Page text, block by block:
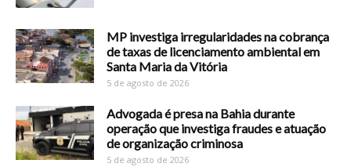
MP investiga irregularidades na cobrança
de taxas de licenciamento ambiental em
Santa Maria da Vitória
5 de agosto de 2026
Advogada é presa na Bahia durante
operação que investiga fraudes e atuação
de organização criminosa
5 de agosto de 2026